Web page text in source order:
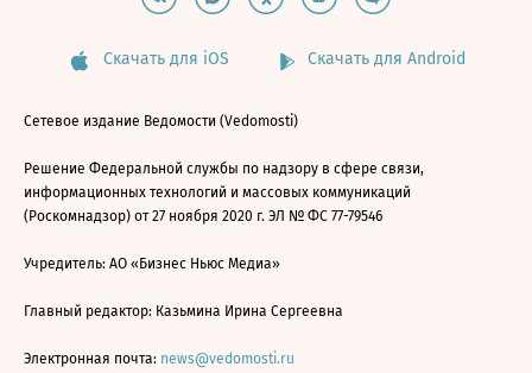
Скачать для iOS Скачать для Android
Сетевое издание Ведомости (Vedomosti)
Решение Федеральной службы по надзору в сфере связи,
информационных технологий и массовых коммуникаций
(Роскомнадзор) от 27 ноября 2020 г. ЭЛ № ФС 77-79546
Учредитель: АО «Бизнес Ньюс Медиа»
Главный редактор: Казьмина Ирина Сергеевна
Электронная почта: news@vedomosti.ru